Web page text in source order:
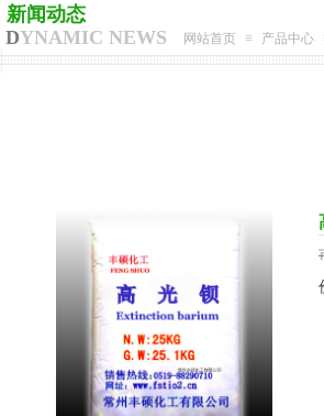
新闻动态
DYNAMIC NEWS 网站首页 ≡ 产品中心